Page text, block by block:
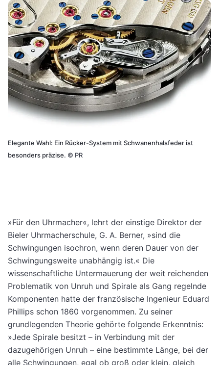
Elegante Wahl: Ein Rücker-System mit Schwanenhalsfeder ist
besonders präzise. © PR
»Für den Uhrmacher«, lehrt der einstige Direktor der
Bieler Uhrmacherschule, G. A. Berner, »sind die
Schwingungen isochron, wenn deren Dauer von der
Schwingungsweite unabhängig ist.« Die
wissenschaftliche Untermauerung der weit reichenden
Problematik von Unruh und Spirale als Gang regelnde
Komponenten hatte der französische Ingenieur Eduard
Phillips schon 1860 vorgenommen. Zu seiner
grundlegenden Theorie gehörte folgende Erkenntnis:
»Jede Spirale besitzt – in Verbindung mit der
dazugehörigen Unruh – eine bestimmte Länge, bei der
alle Schwingungen, egal ob groß oder klein, gleich